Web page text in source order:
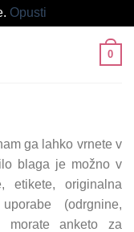
Opusti
0
ga lahko vrnete v
blaga je možno v
etikete, originalna
(odrgnine,
morate anketo za